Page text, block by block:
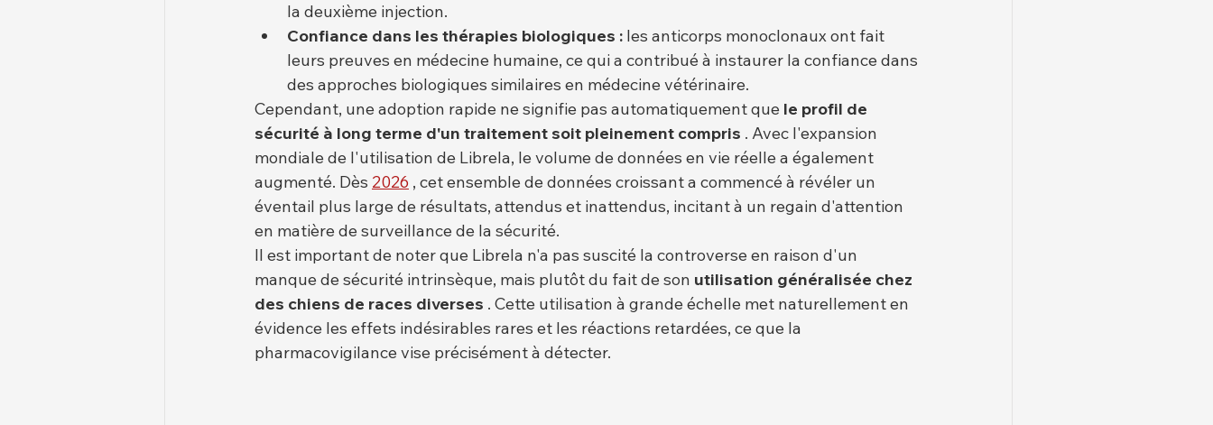
la deuxième injection.
Confiance dans les thérapies biologiques : les anticorps monoclonaux ont fait
leurs preuves en médecine humaine, ce qui a contribué à instaurer la confiance dans
des approches biologiques similaires en médecine vétérinaire.
Cependant, une adoption rapide ne signifie pas automatiquement que le profil de
sécurité à long terme d'un traitement soit pleinement compris . Avec l'expansion
mondiale de l'utilisation de Librela, le volume de données en vie réelle a également
augmenté. Dès 2026 , cet ensemble de données croissant a commencé à révéler un
éventail plus large de résultats, attendus et inattendus, incitant à un regain d'attention
en matière de surveillance de la sécurité.
Il est important de noter que Librela n'a pas suscité la controverse en raison d'un
manque de sécurité intrinsèque, mais plutôt du fait de son utilisation généralisée chez
des chiens de races diverses . Cette utilisation à grande échelle met naturellement en
évidence les effets indésirables rares et les réactions retardées, ce que la
pharmacovigilance vise précisément à détecter.